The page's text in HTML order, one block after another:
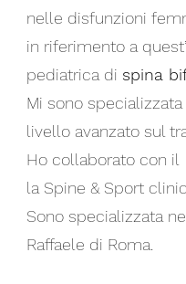
nelle disfunzioni
in riferimento a
pediatrica di spina
Mi sono
livello avanzato sul
Ho collaborato con il
la Spine & Sport
Sono specializzata
Raffaele di Roma.